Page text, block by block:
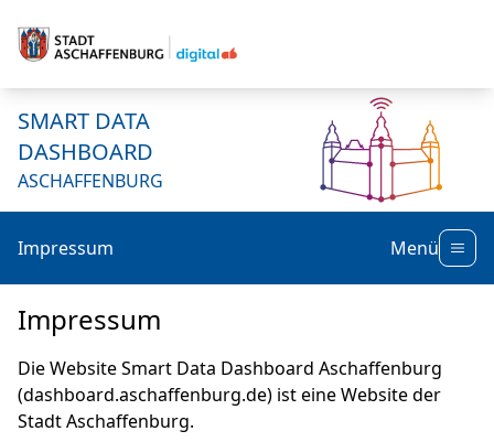
SMART DATA
DASHBOARD
ASCHAFFENBURG
Impressum Menü
Impressum
Die Website Smart Data Dashboard Aschaffenburg
(dashboard.aschaffenburg.de) ist eine Website der
Stadt Aschaffenburg.